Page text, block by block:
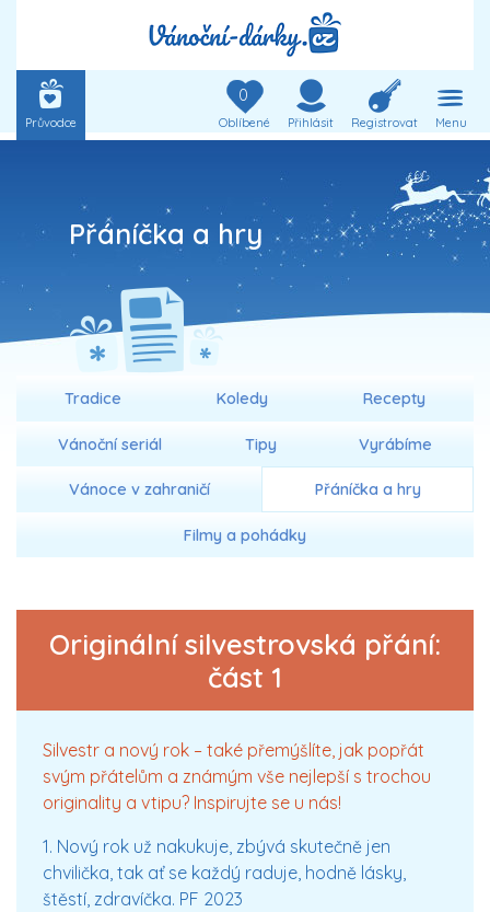
Průvodce
0
Oblíbené Přihlásit Registrovat Menu
Přáníčka a hry
Tradice Koledy Recepty
Vánoční seriál Tipy Vyrábíme
Vánoce v zahraničí Přáníčka a hry
Filmy a pohádky
Originální silvestrovská přání:
část 1
Silvestr a nový rok – také přemýšlíte, jak popřát
svým přátelům a známým vše nejlepší s trochou
originality a vtipu? Inspirujte se u nás!
1. Nový rok už nakukuje, zbývá skutečně jen
chvilička, tak ať se každý raduje, hodně lásky,
štěstí, zdravíčka. PF 2023